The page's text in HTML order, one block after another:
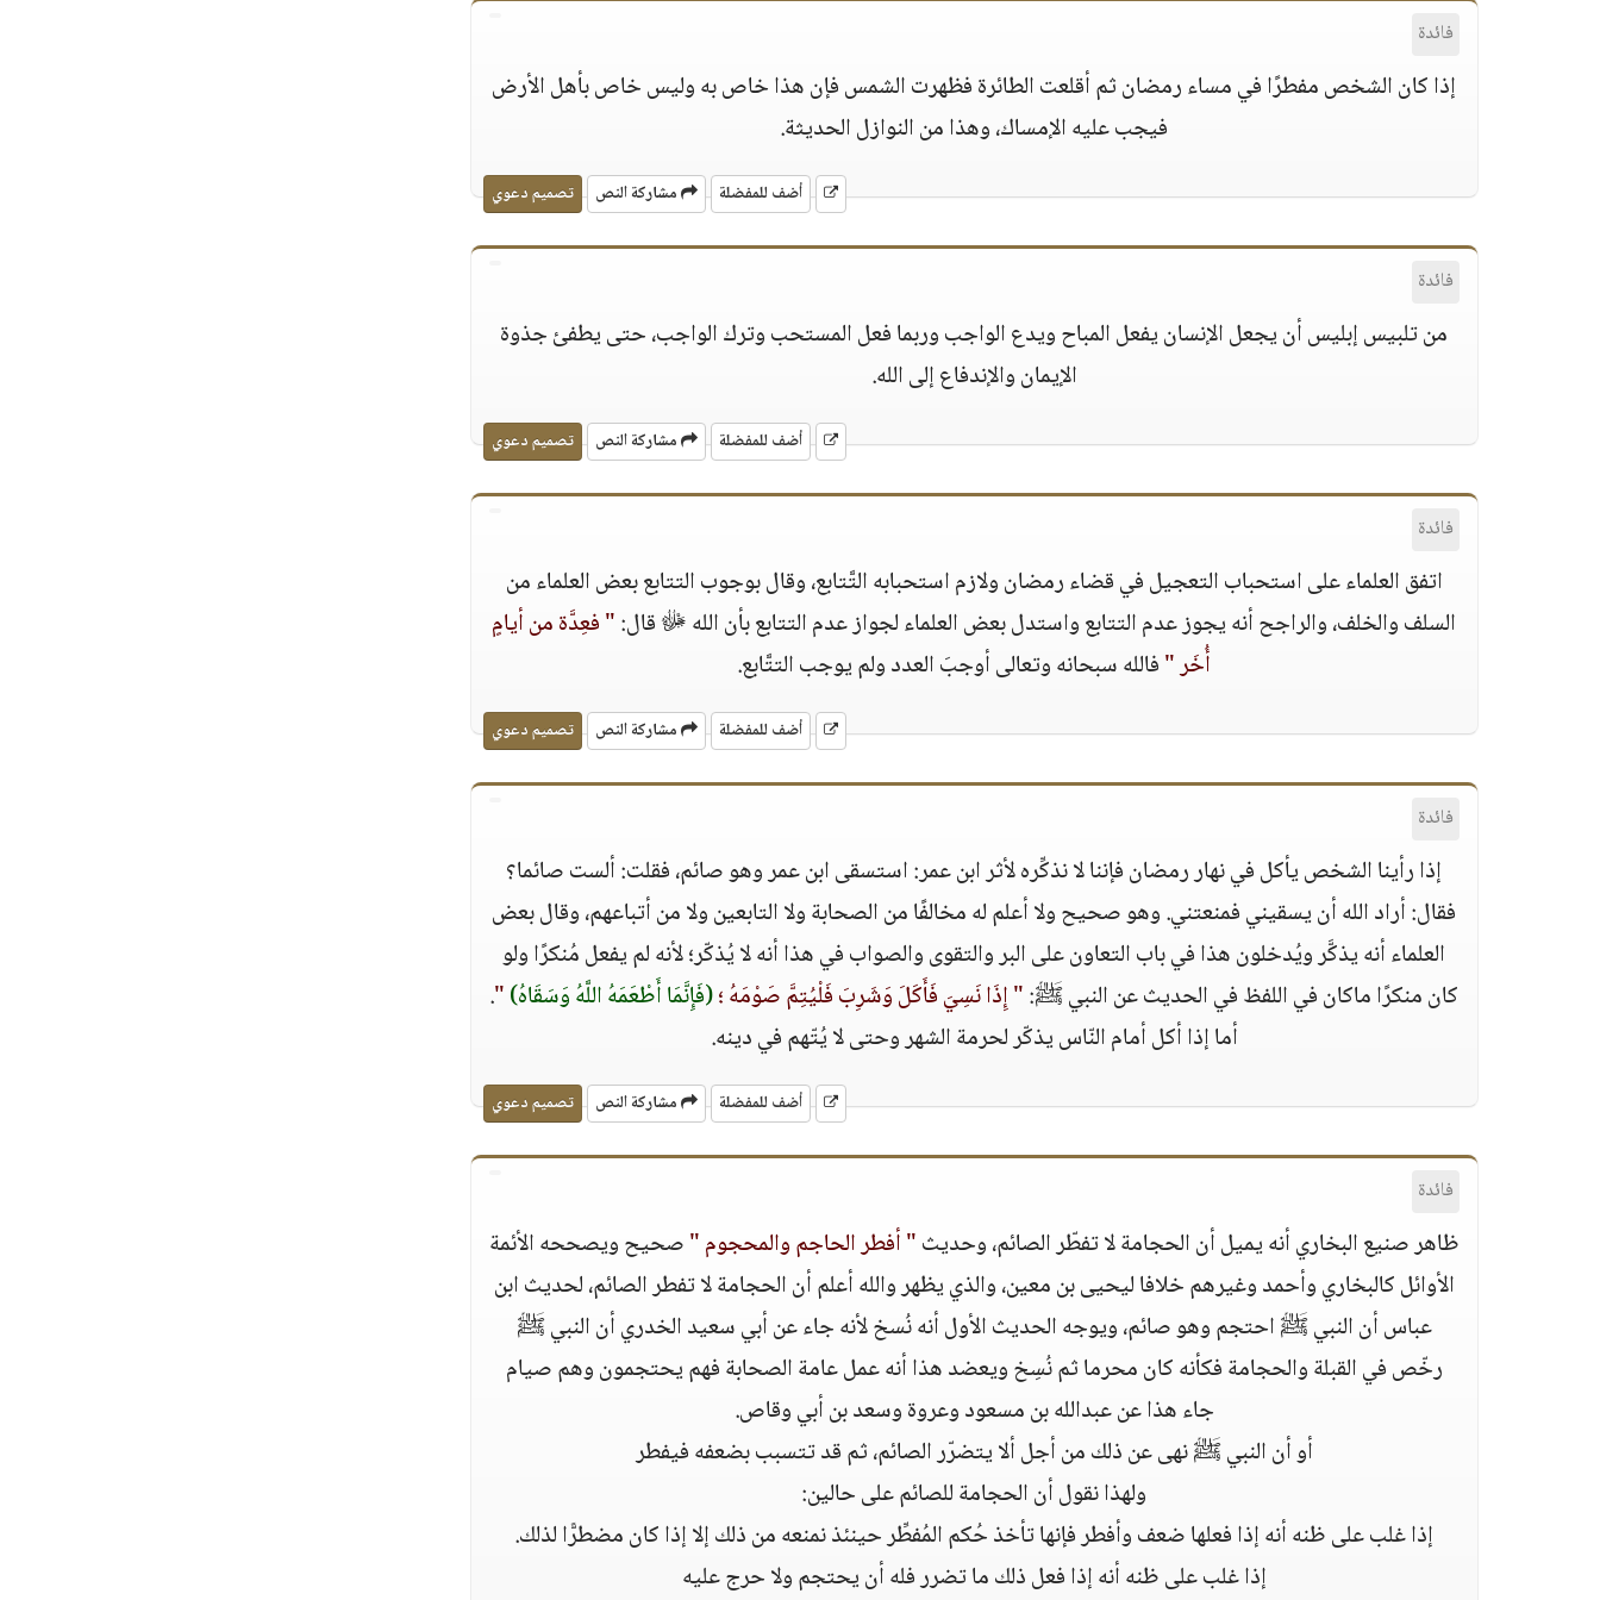
فائدة
إذا كان الشخص مفطرًا في مساء رمضان ثم أقلعت الطائرة فظهرت الشمس فإن هذا خاص به وليس خاص بأهل الأرض
فيجب عليه الإمساك، وهذا من النوازل الحديثة.
أضف للمفضلة مشاركة النص تصميم دعوي
فائدة
من تلبيس إبليس أن يجعل الإنسان يفعل المباح ويدع الواجب وربما فعل المستحب وترك الواجب، حتى يطفئ جذوة
الإيمان والإندفاع إلى الله.
أضف للمفضلة مشاركة النص تصميم دعوي
فائدة
اتفق العلماء على استحباب التعجيل في قضاء رمضان ولازم استحبابه التَّتابع، وقال بوجوب التتابع بعض العلماء من
السلف والخلف، والراجح أنه يجوز عدم التتابع واستدل بعض العلماء لجواز عدم التتابع بأن الله ﷻ قال:" فعِدَّة من أيامٍ
أُخَر "فالله سبحانه وتعالى أوجبَ العدد ولم يوجب التتَّابع.
أضف للمفضلة مشاركة النص تصميم دعوي
فائدة
إذا رأينا الشخص يأكل في نهار رمضان فإننا لا نذكِّره لأثر ابن عمر: استسقى ابن عمر وهو صائم، فقلت: ألست صائما؟
فقال: أراد الله أن يسقيني فمنعتني. وهو صحيح ولا أعلم له مخالفًا من الصحابة ولا التابعين ولا من أتباعهم، وقال بعض
العلماء أنه يذكَّر ويُدخلون هذا في باب التعاون على البر والتقوى والصواب في هذا أنه لا يُذكّر؛ لأنه لم يفعل مُنكرًا ولو
كان منكرًا ماكان في اللفظ في الحديث عن النبي ﷺ:" إِذَا نَسِيَ فَأَكَلَ وَشَرِبَ فَلْيُتِمَّ صَوْمَهُ ؛(فَإِنَّمَا أَطْعَمَهُ اللَّهُ وَسَقَاهُ)"
.
أما إذا أكل أمام النّاس يذكّر لحرمة الشهر وحتى لا يُتّهم في دينه.
أضف للمفضلة مشاركة النص تصميم دعوي
فائدة
ظاهر صنيع البخاري أنه يميل أن الحجامة لا تفطّر الصائم، وحديث" أفطر الحاجم والمحجوم "صحيح ويصححه الأئمة
الأوائل كالبخاري وأحمد وغيرهم خلافا ليحيى بن معين، والذي يظهر والله أعلم أن الحجامة لا تفطر الصائم، لحديث ابن
عباس أن النبي ﷺ احتجم وهو صائم، ويوجه الحديث الأول أنه نُسخ لأنه جاء عن أبي سعيد الخدري أن النبي ﷺ
رخّص في القبلة والحجامة فكأنه كان محرما ثم نُسِخ ويعضد هذا أنه عمل عامة الصحابة فهم يحتجمون وهم صيام
جاء هذا عن عبدالله بن مسعود وعروة وسعد بن أبي وقاص.
أو أن النبي ﷺ نهى عن ذلك من أجل ألا يتضرّر الصائم، ثم قد تتسبب بضعفه فيفطر
ولهذا نقول أن الحجامة للصائم على حالين:
إذا غلب على ظنه أنه إذا فعلها ضعف وأفطر فإنها تأخذ حُكم المُفطِّر حينئذ نمنعه من ذلك إلا إذا كان مضطرًّا لذلك.
إذا غلب على ظنه أنه إذا فعل ذلك ما تضرر فله أن يحتجم ولا حرج عليه